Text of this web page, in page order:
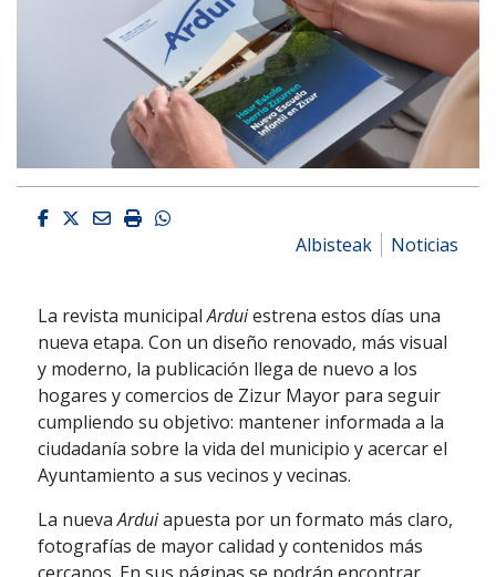
Facebook
Twitter
EmailImprimirWhatsapp
Albisteak
Noticias
La revista municipalArduiestrena estos días una
nueva etapa. Con un diseño renovado, más visual
y moderno, la publicación llega de nuevo a los
hogares y comercios de Zizur Mayor para seguir
cumpliendo su objetivo: mantener informada a la
ciudadanía sobre la vida del municipio y acercar el
Ayuntamiento a sus vecinos y vecinas.
La nuevaArduiapuesta por un formato más claro,
fotografías de mayor calidad y contenidos más